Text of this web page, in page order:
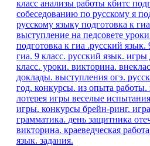
класс анализы работы кбитс
собеседованию по русскому я
русскому языку подготовка к
выступление на педсовете
подготовка к гиа .русский язык.
гиа. 9 класс. русский язык. игры
класс. уроки. викторина.
доклады. выступления огэ.
год. конкурсы. из опыта работы.
лотерея игры веселые
игры. конкурсы брейн-ринг. игра
грамматика. день защитника
викторина. краеведческая
язык. задания.